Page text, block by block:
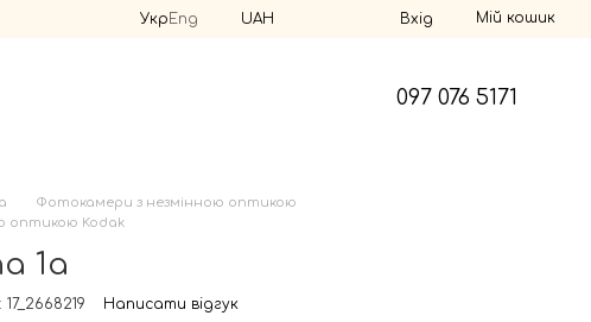
Укр Eng UAH Вхід Мій кошик
097 076 5171
Фотокамери з незмінною оптикою
оптикою Kodak
1a
Написати відгук